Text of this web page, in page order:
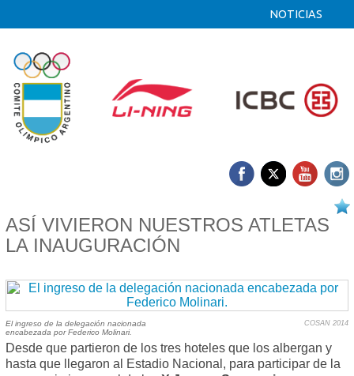
NOTICIAS
ASÍ VIVIERON NUESTROS ATLETAS
LA INAUGURACIÓN
El ingreso de la delegación nacionada
encabezada por Federico Molinari.
COSAN 2014
Desde que partieron de los tres hoteles que los albergan y
hasta que llegaron al Estadio Nacional, para participar de la